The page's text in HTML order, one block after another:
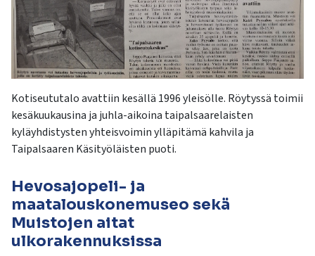
Kotiseututalo avattiin kesällä 1996 yleisölle. Röytyssä toimii
kesäkuukausina ja juhla-aikoina taipalsaarelaisten
kyläyhdistysten yhteisvoimin ylläpitämä kahvila ja
Taipalsaaren Käsityöläisten puoti.
Hevosajopeli- ja
maatalouskonemuseo sekä
Muistojen aitat
ulkorakennuksissa